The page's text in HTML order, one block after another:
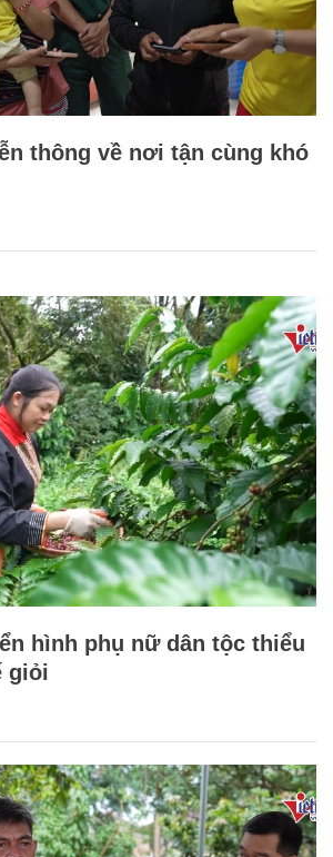
thông về nơi tận cùng khó
hình phụ nữ dân tộc thiểu
giỏi